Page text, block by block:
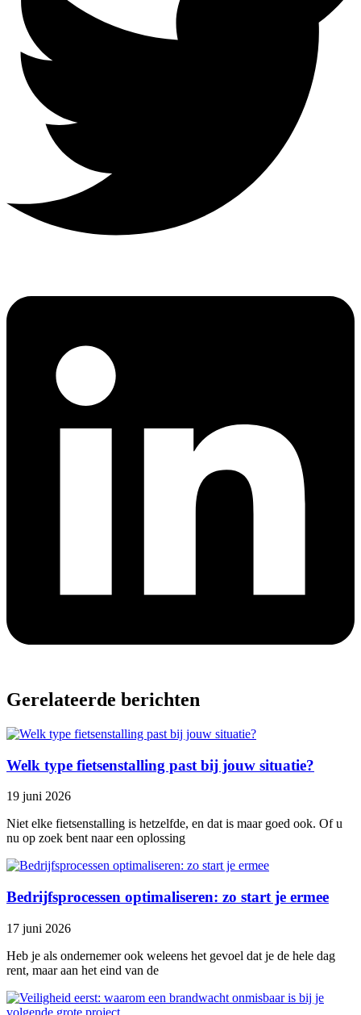
Gerelateerde berichten
Welk type fietsenstalling past bij jouw situatie?
19 juni 2026
Niet elke fietsenstalling is hetzelfde, en dat is maar goed ook. Of u
nu op zoek bent naar een oplossing
Bedrijfsprocessen optimaliseren: zo start je ermee
17 juni 2026
Heb je als ondernemer ook weleens het gevoel dat je de hele dag
rent, maar aan het eind van de